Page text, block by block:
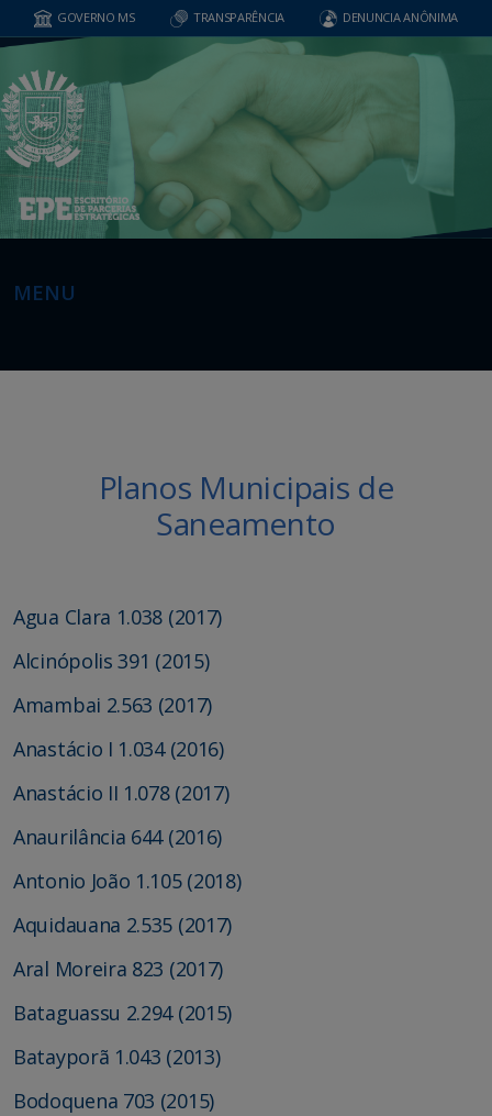
GOVERNO MS TRANSPARÊNCIA DENUNCIA ANÔNIMA
MENU
Planos Municipais de
Saneamento
Agua Clara 1.038 (2017)
Alcinópolis 391 (2015)
Amambai 2.563 (2017)
Anastácio I 1.034 (2016)
Anastácio II 1.078 (2017)
Anaurilância 644 (2016)
Antonio João 1.105 (2018)
Aquidauana 2.535 (2017)
Aral Moreira 823 (2017)
Bataguassu 2.294 (2015)
Batayporã 1.043 (2013)
Bodoquena 703 (2015)